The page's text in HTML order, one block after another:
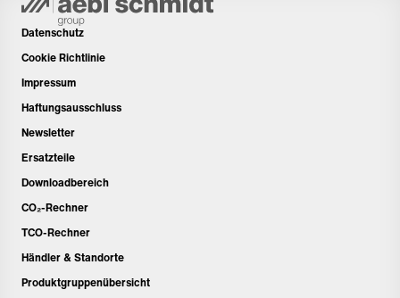
Datenschutz
Cookie Richtlinie
Impressum
Haftungsausschluss
Newsletter
Ersatzteile
Downloadbereich
CO₂-Rechner
TCO-Rechner
Händler & Standorte
Produktgruppenübersicht